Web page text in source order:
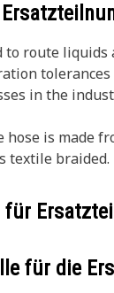
to route
in the
hose is made
textile braided.
für
für die